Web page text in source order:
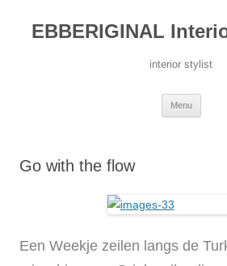
inhoud
EBBERIGINAL
interior stylist
Menu
Go with the flow
Een Weekje zeilen langs de